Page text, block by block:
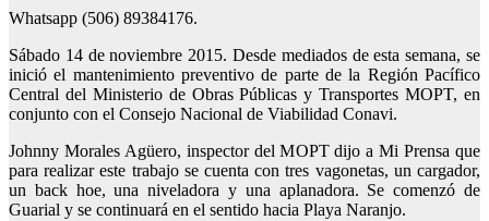
Whatsapp (506) 89384176.
Sábado 14 de noviembre 2015. Desde mediados de esta semana, se
inició el mantenimiento preventivo de parte de la Región Pacífico
Central del Ministerio de Obras Públicas y Transportes MOPT, en
conjunto con el Consejo Nacional de Viabilidad Conavi.
Johnny Morales Agüero, inspector del MOPT dijo a Mi Prensa que
para realizar este trabajo se cuenta con tres vagonetas, un cargador,
un back hoe, una niveladora y una aplanadora. Se comenzó de
Guarial y se continuará en el sentido hacia Playa Naranjo.